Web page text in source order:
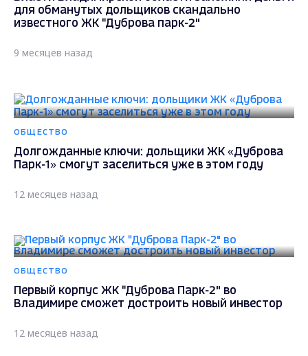
для обманутых дольщиков скандально
известного ЖК "Дуброва парк-2"
9 месяцев назад
ОБЩЕСТВО
Долгожданные ключи: дольщики ЖК «Дуброва
Парк-1» смогут заселиться уже в этом году
12 месяцев назад
ОБЩЕСТВО
Первый корпус ЖК "Дуброва Парк-2" во
Владимире сможет достроить новый инвестор
12 месяцев назад